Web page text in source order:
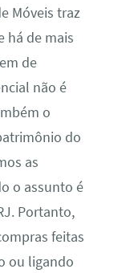
Móveis traz
há de mais
de
não é
o
do
as
o assunto é
Portanto,
feitas
ou ligando